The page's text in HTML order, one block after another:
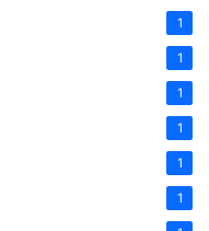
1
1
1
1
1
1